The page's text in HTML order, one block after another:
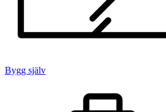
Bygg själv